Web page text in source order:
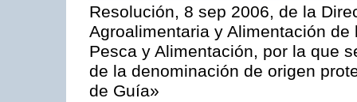
Resolución, 8 sep 2006, de la
Agroalimentaria y Alimentación
Pesca y Alimentación, por la que
de la denominación de origen
de Guía»